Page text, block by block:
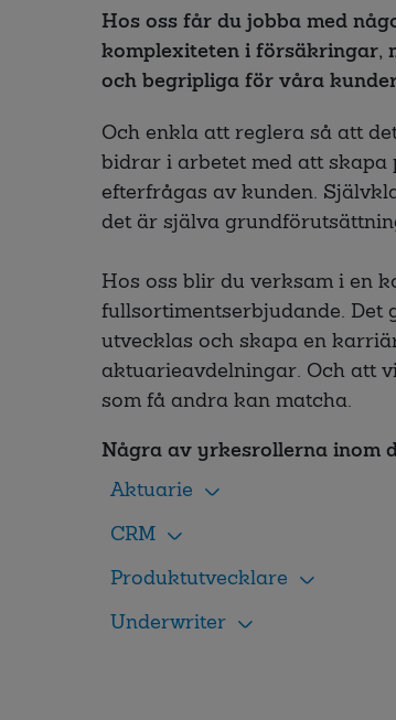
Hos oss får du jobba med
komplexiteten i försäkringar,
och begripliga för våra
Och enkla att reglera så att
bidrar i arbetet med att
efterfrågas av kunden.
det är själva
Hos oss blir du verksam i en
fullsortimentserbjudande. Det
utvecklas och skapa en
aktuarieavdelningar. Och att
som få andra kan matcha.
Några av yrkesrollerna inom
Aktuarie
CRM
Produktutvecklare
Underwriter